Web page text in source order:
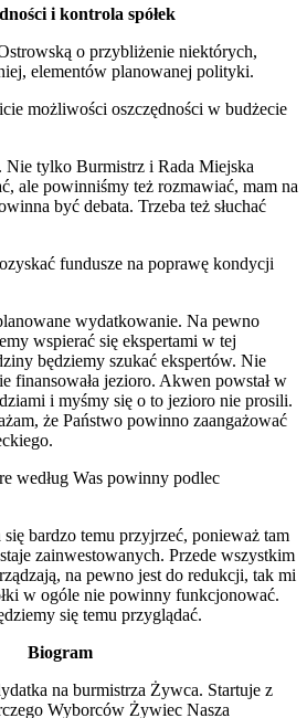
i kontrola spółek
o przybliżenie niektórych,
elementów planowanej polityki.
możliwości oszczędności w budżecie
Nie tylko Burmistrz i Rada Miejska
ale powinniśmy też rozmawiać, mam na
być debata. Trzeba też słuchać
fundusze na poprawę kondycji
wydatkowanie. Na pewno
wspierać się ekspertami w tej
będziemy szukać ekspertów. Nie
finansowała jezioro. Akwen powstał w
i myśmy się o to jezioro nie prosili.
że Państwo powinno zaangażować
według Was powinny podlec
się bardzo temu przyjrzeć, ponieważ tam
zainwestowanych. Przede wszystkim
na pewno jest do redukcji, tak mi
w ogóle nie powinny funkcjonować.
się temu przyglądać.
Biogram
na burmistrza Żywca. Startuje z
Wyborców Żywiec Nasza